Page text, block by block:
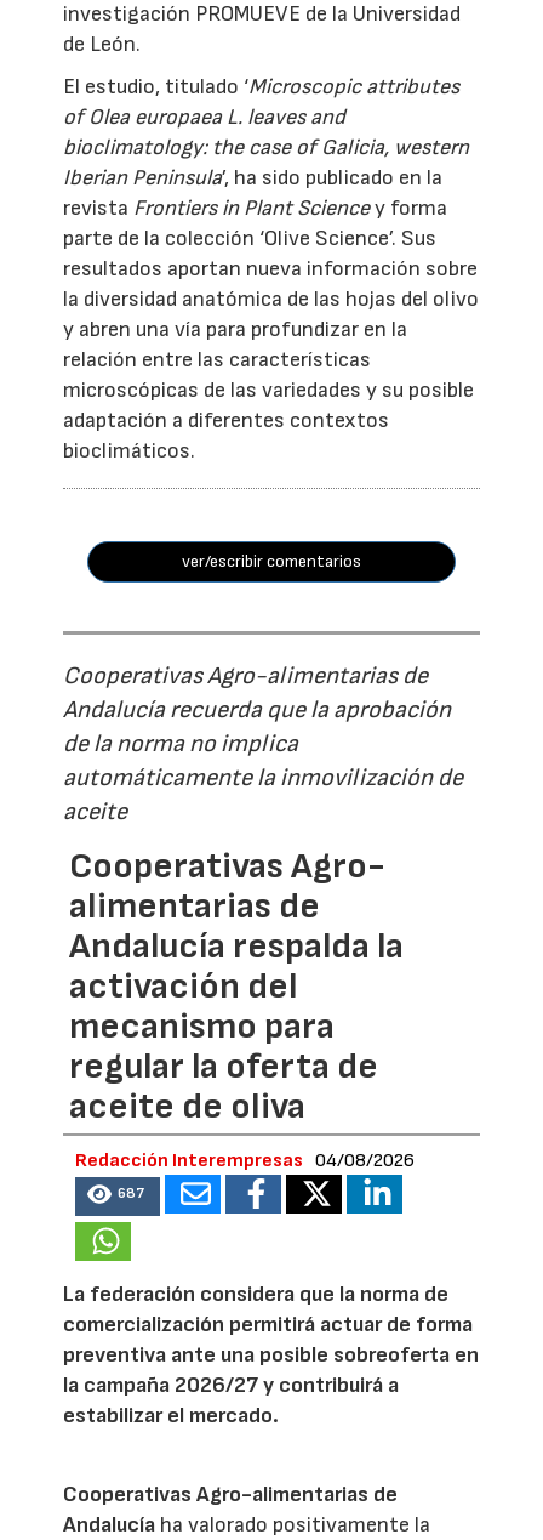
investigación PROMUEVE de la Universidad
de León.
El estudio, titulado ‘Microscopic attributes
of Olea europaea L. leaves and
bioclimatology: the case of Galicia, western
Iberian Peninsula’, ha sido publicado en la
revista Frontiers in Plant Sciencey forma
parte de la colección ‘Olive Science’. Sus
resultados aportan nueva información sobre
la diversidad anatómica de las hojas del olivo
y abren una vía para profundizar en la
relación entre las características
microscópicas de las variedades y su posible
adaptación a diferentes contextos
bioclimáticos.
ver/escribir comentarios
Cooperativas Agro-alimentarias de
Andalucía recuerda que la aprobación
de la norma no implica
automáticamente la inmovilización de
aceite
Cooperativas Agro-
alimentarias de
Andalucía respalda la
activación del
mecanismo para
regular la oferta de
aceite de oliva
Redacción Interempresas 04/08/2026
687
La federación considera que la norma de
comercialización permitirá actuar de forma
preventiva ante una posible sobreoferta en
la campaña 2026/27 y contribuirá a
estabilizar el mercado.
Cooperativas Agro-alimentarias de
Andalucía ha valorado positivamente la